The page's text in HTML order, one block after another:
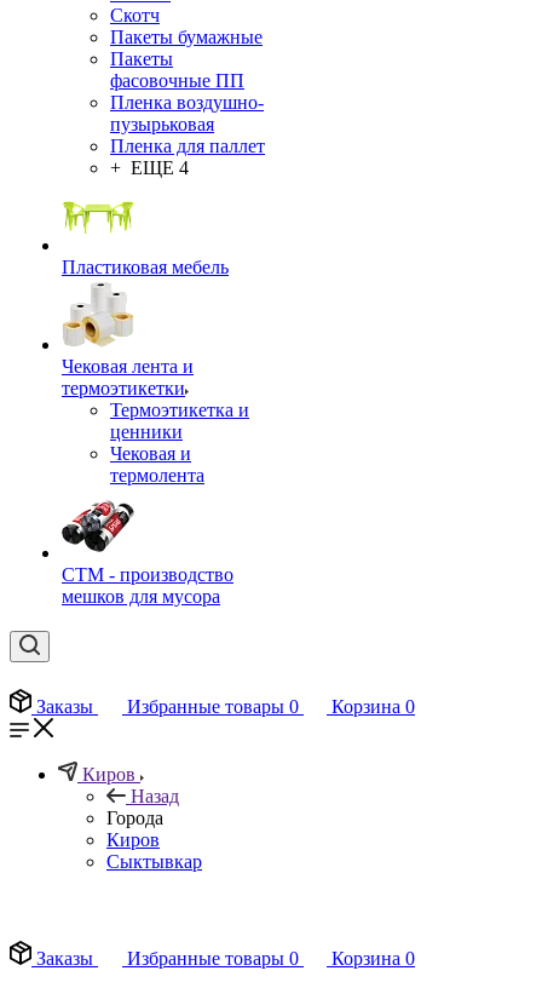
Скотч
Пакеты бумажные
Пакеты
фасовочные ПП
Пленка воздушно-
пузырьковая
Пленка для паллет
+ ЕЩЕ 4
Пластиковая мебель
Чековая лента и
термоэтикетки
Термоэтикетка и
ценники
Чековая и
термолента
СТМ - производство
мешков для мусора
Заказы Избранные товары 0 Корзина 0
Киров
Назад
Города
Киров
Сыктывкар
Заказы
Избранные товары 0 Корзина 0